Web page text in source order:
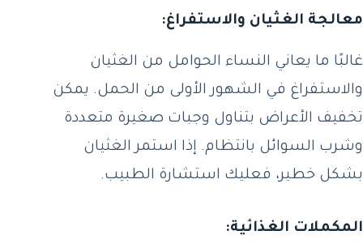
معالجة الغثيان والاستفراغ:
غالبًا ما يعاني النساء الحوامل من الغثيان
والاستفراغ في الشهور الأولى من الحمل. يمكن
تخفيف الأعراض بتناول وجبات صغيرة متعددة
وشرب السوائل بانتظام. إذا استمر الغثيان
بشكل خطير، فعليك استشارة الطبيب.
المكملات الغذائية: